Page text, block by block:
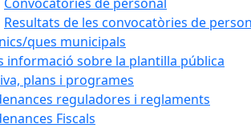
Resultats de les convocatòries de
ques municipals
informació sobre la plantilla pública
plans i programes
reguladores i reglaments
Fiscals